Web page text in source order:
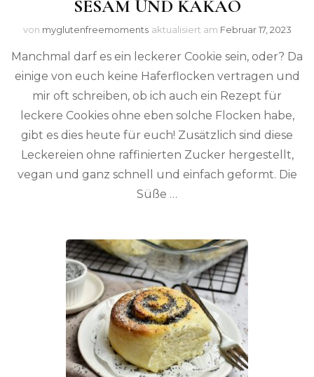
SESAM UND KAKAO
von myglutenfreemoments aktualisiert am Februar 17, 2023
Manchmal darf es ein leckerer Cookie sein, oder? Da
einige von euch keine Haferflocken vertragen und
mir oft schreiben, ob ich auch ein Rezept für
leckere Cookies ohne eben solche Flocken habe,
gibt es dies heute für euch! Zusätzlich sind diese
Leckereien ohne raffinierten Zucker hergestellt,
vegan und ganz schnell und einfach geformt. Die
Süße …